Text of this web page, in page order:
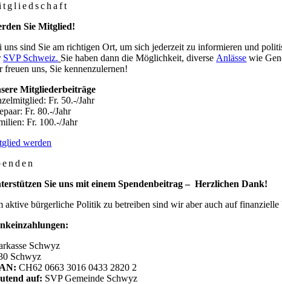
Sie Mitglied!
uns sind Sie am richtigen Ort, um sich jederzeit zu informieren und
SVP Schweiz. Sie haben dann die Möglichkeit, diverse Anlässe wie
freuen uns, Sie kennenzulernen!
Mitgliederbeiträge
Fr. 50.-/Jahr
Fr. 80.-/Jahr
Fr. 100.-/Jahr
werden
Sie uns mit einem Spendenbeitrag – Herzlichen Dank!
aktive bürgerliche Politik zu betreiben sind wir aber auch auf
Schwyz
Schwyz
CH62 0663 3016 0433 2820 2
auf: SVP Gemeinde Schwyz